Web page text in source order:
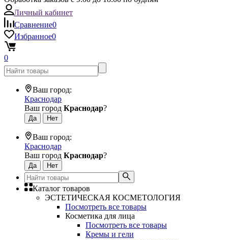
Личный кабинет
Сравнение0
Избранное0
0
Ваш город:
Краснодар
Ваш город Краснодар?
Ваш город:
Краснодар
Ваш город Краснодар?
Каталог товаров
ЭСТЕТИЧЕСКАЯ КОСМЕТОЛОГИЯ
Посмотреть все товары
Косметика для лица
Посмотреть все товары
Кремы и гели